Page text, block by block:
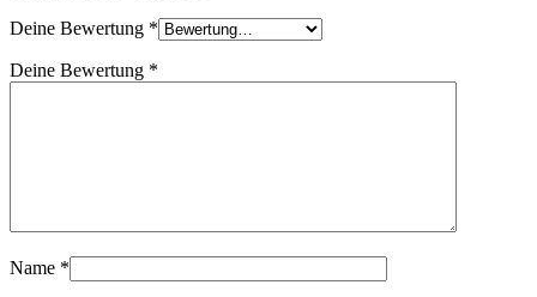
Deine Bewertung *
Deine Bewertung *
Name *